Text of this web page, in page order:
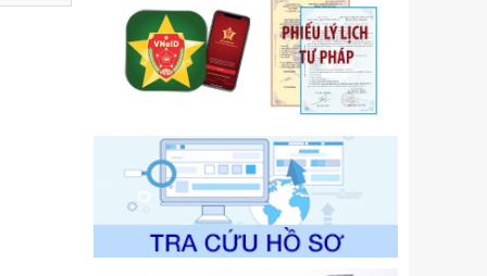
Số kí hiệu:105/2026/TT-BTC
Tên: Thông tư số 105/2026/TT-BTC
của Bộ Tài chính: Bãi bỏ Thông tư số
87/2019/TT- BТC ngày 19 tháng 12
năm 2019 của Bộ trưởng Bộ Tài
chính hướng dẫn thực hiện xử phạt
vi phạm hành chính trong lĩnh vực
kho bạc nhà nước
Ngày ban hành: 21/07/2026
Số kí hiệu:291/2026/NĐ-CP
Tên: Nghị định số 291/2026/NĐ-CP